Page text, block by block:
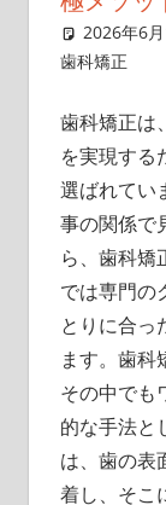
2026年6
歯科矯正
歯科矯正は
を実現する
選ばれてい
事の関係で
ら、歯科矯
では専門の
とりに合っ
ます。歯科
その中でも
的な手法と
は、歯の表
着し、そこ